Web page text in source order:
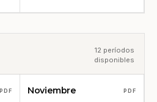
12 períodos
disponibles
PDF Noviembre PDF